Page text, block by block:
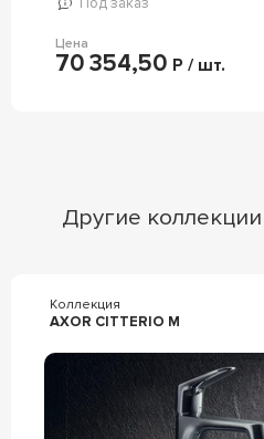
Цена
70 354,50 Р / шт.
Другие
Коллекция
AXOR CITTERIO M